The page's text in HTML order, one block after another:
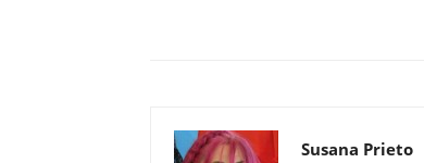
Susana Prieto